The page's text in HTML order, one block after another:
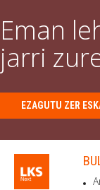
Eman
jarri
EZAGUTU ZER